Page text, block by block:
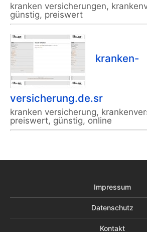
kranken versicherungen,
günstig, preiswert
kranken-
versicherung.de.sr
kranken versicherung,
preiswert, günstig, online
Impressum
Datenschutz
Kontakt